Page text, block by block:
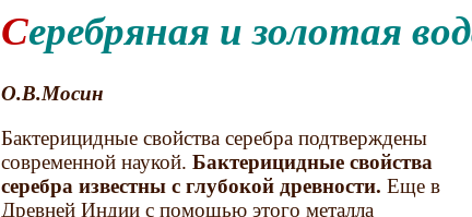
Серебряная и золотая
О.В.Мосин
Бактерицидные свойства серебра подтверждены
современной наукой.Бактерицидные свойства
серебра известны с глубокой древности. Еще в
Древней Индии с помощью этого металла